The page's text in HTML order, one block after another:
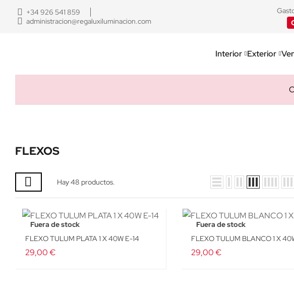
+34 926 541 859
administracion@regaluxiluminacion.com
Interior Exterior
FLEXOS
Hay 48 productos.
Fuera de stock
FLEXO TULUM PLATA 1 X 40W E-14
29,00 €
Fuera de stock
FLEXO TULUM BLANCO 1 X
29,00 €